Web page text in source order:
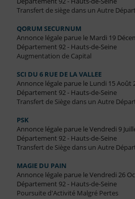
Transfert de siège dans un Autre
QORUM SECURNUM
Annonce légale parue le Mardi 19
Département 92 - Hauts-de-Seine
Augmentation de Capital
SCI DU 6 RUE DE LA VALLEE
Annonce légale parue le Lundi 15 Août
Département 92 - Hauts-de-Seine
Transfert de Siège dans un Autre
PSK
Annonce légale parue le Vendredi 9
Département 92 - Hauts-de-Seine
Transfert de Siège dans un Autre
MAGIE DU PAIN
Annonce légale parue le Vendredi 26
Département 92 - Hauts-de-Seine
Poursuite d'Activité Malgré Pertes